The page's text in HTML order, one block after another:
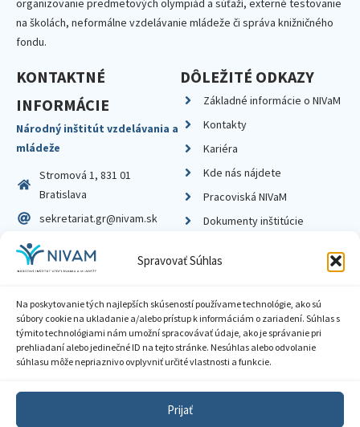
Spravovať Súhlas
Na poskytovanie tých najlepších skúseností používame technológie, ako sú
súbory cookie na ukladanie a/alebo prístup k informáciám o zariadení. Súhlas s
týmito technológiami nám umožní spracovávať údaje, ako je správanie pri
prehliadaní alebo jedinečné ID na tejto stránke. Nesúhlas alebo odvolanie
súhlasu môže nepriaznivo ovplyvniť určité vlastnosti a funkcie.
Prijať
organizovanie predmetových olympiád a súťaží, externé testovanie
na školách, neformálne vzdelávanie mládeže či správa knižničného
fondu.
KONTAKTNÉ
INFORMÁCIE
Národný inštitút vzdelávania a
mládeže
Stromová 1, 831 01
Bratislava
sekretariat.gr@nivam.sk
IČO: 00164348
DIČ: 2020798714
DÔLEŽITÉ ODKAZY
Základné informácie o NIVaM
Kontakty
Kariéra
Kde nás nájdete
Pracoviská NIVaM
Dokumenty inštitúcie
Zásady ochrany súkromia
Sprístupnenie informácií